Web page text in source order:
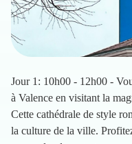
Jour 1: 10h00 - 12h00 -
à Valence en visitant la
Cette cathédrale de style
la culture de la ville.